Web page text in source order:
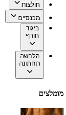
חולצות
מכנסיים
ביגוד
חורף
הלבשה
תחתונה
מומלצים